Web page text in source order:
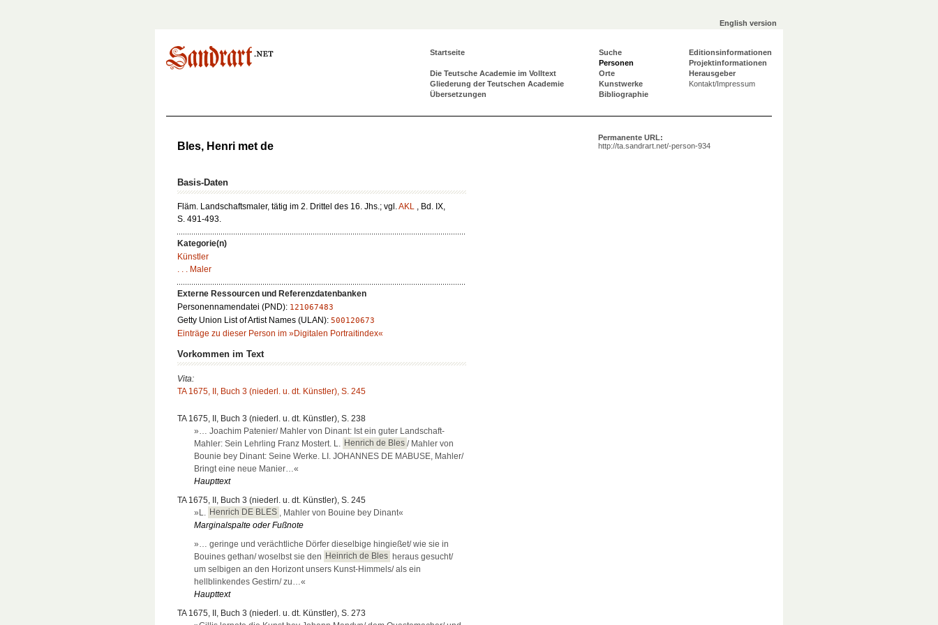
English version
Startseite
Die Teutsche Academie im Volltext
Gliederung der Teutschen Academie
Übersetzungen
Suche
Personen
Orte
Kunstwerke
Bibliographie
Editionsinformationen
Projektinformationen
Herausgeber
Kontakt/Impressum
Permanente URL:
http://ta.sandrart.net/-person-934
Bles, Henri met de
Basis-Daten
Fläm. Landschaftsmaler, tätig im 2. Drittel des 16. Jhs.; vgl.AKL , Bd. IX,
S. 491-493.
Kategorie(n)
Künstler
. . . Maler
Externe Ressourcen und Referenzdatenbanken
Personennamendatei (PND): 121067483
Getty Union List of Artist Names (ULAN): 500120673
Einträge zu dieser Person im »Digitalen Portraitindex«
Vorkommen im Text
Vita:
TA 1675, II, Buch 3 (niederl. u. dt. Künstler), S. 245
TA 1675, II, Buch 3 (niederl. u. dt. Künstler), S. 238
»… Joachim Patenier/ Mahler von Dinant: Ist ein guter Landschaft-
Mahler: Sein Lehrling Franz Mostert. L.
Henrich de Bles / Mahler von
Bounie bey Dinant: Seine Werke. LI. JOHANNES DE MABUSE, Mahler/
Bringt eine neue Manier…«
Haupttext
TA 1675, II, Buch 3 (niederl. u. dt. Künstler), S. 245
»L.
Henrich DE BLES
, Mahler von Bouine bey Dinant«
Marginalspalte oder Fußnote
»… geringe und verächtliche Dörfer dieselbige hingießet/ wie sie in
Bouines gethan/ woselbst sie den Heinrich de Bles heraus gesucht/
um selbigen an den Horizont unsers Kunst-Himmels/ als ein
hellblinkendes Gestirn/ zu…«
Haupttext
TA 1675, II, Buch 3 (niederl. u. dt. Künstler), S. 273